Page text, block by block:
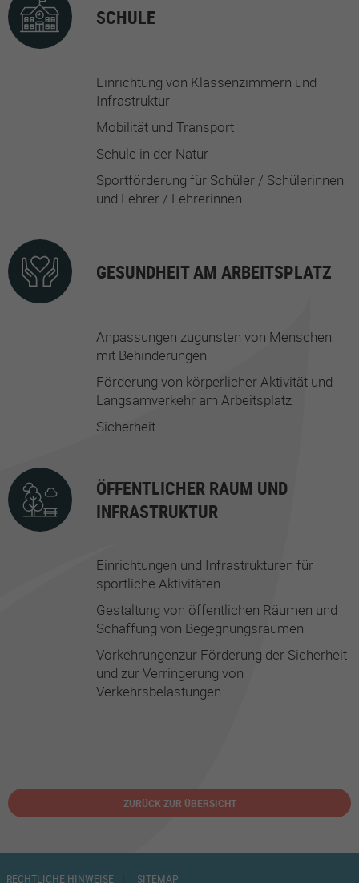
SCHULE
Einrichtung von Klassenzimmern und
Infrastruktur
Mobilität und Transport
Schule in der Natur
Sportförderung für Schüler / Schülerinnen
und Lehrer / Lehrerinnen
GESUNDHEIT AM ARBEITSPLATZ
Anpassungen zugunsten von Menschen
mit Behinderungen
Förderung von körperlicher Aktivität und
Langsamverkehr am Arbeitsplatz
Sicherheit
ÖFFENTLICHER RAUM UND
INFRASTRUKTUR
Einrichtungen und Infrastrukturen für
sportliche Aktivitäten
Gestaltung von öffentlichen Räumen und
Schaffung von Begegnungsräumen
Vorkehrungenzur Förderung der Sicherheit
und zur Verringerung von
Verkehrsbelastungen
ZURÜCK ZUR ÜBERSICHT
RECHTLICHE HINWEISE SITEMAP